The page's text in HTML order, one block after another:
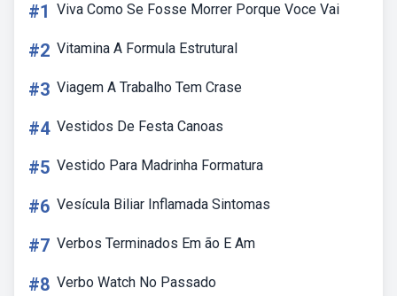
#1 Viva Como Se Fosse Morrer Porque Voce Vai
#2 Vitamina A Formula Estrutural
#3 Viagem A Trabalho Tem Crase
#4 Vestidos De Festa Canoas
#5 Vestido Para Madrinha Formatura
#6 Vesícula Biliar Inflamada Sintomas
#7 Verbos Terminados Em ão E Am
#8 Verbo Watch No Passado